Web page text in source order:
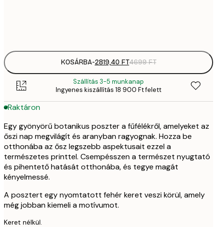
KOSÁRBA-2819,40 FT4699 FT
Szállítás 3-5 munkanap
Ingyenes kiszállítás 18 900 Ft felett
Raktáron
Egy gyönyörű botanikus poszter a fűfélékről, amelyeket az
őszi nap megvilágít és aranyban ragyognak. Hozza be
otthonába az ősz legszebb aspektusait ezzel a
természetes printtel. Csempésszen a természet nyugtató
és pihentető hatását otthonába, és tegye magát
kényelmessé.
A posztert egy nyomtatott fehér keret veszi körül, amely
még jobban kiemeli a motívumot.
Keret nélkül.